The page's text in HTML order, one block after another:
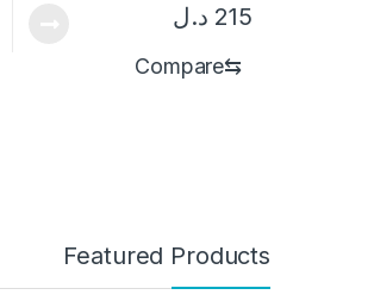
215 د.ل
⇆
Compare
Featured Products